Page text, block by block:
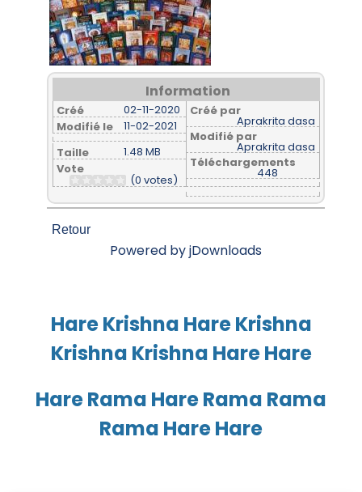
Information
Créé
02-11-2020
Modifié le
11-02-2021
Taille
1.48 MB
Vote
(0 votes)
Créé par
Aprakrita dasa
Modifié par
Aprakrita dasa
Téléchargements
448
Retour
Powered by jDownloads
Hare Krishna Hare Krishna
Krishna Krishna Hare Hare
Hare Rama Hare Rama Rama
Rama Hare Hare